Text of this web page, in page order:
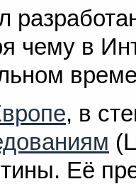
чему в
, в
Её